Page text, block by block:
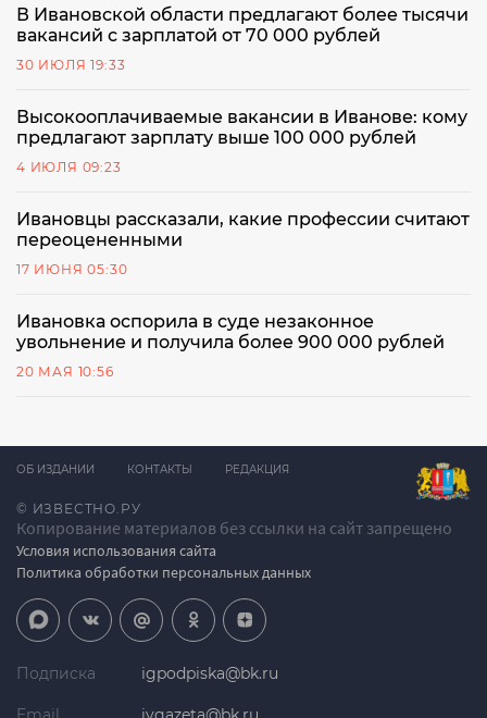
В Ивановской области предлагают более тысячи
вакансий с зарплатой от 70 000 рублей
30 ИЮЛЯ 19:33
Высокооплачиваемые вакансии в Иванове: кому
предлагают зарплату выше 100 000 рублей
4 ИЮЛЯ 09:23
Ивановцы рассказали, какие профессии считают
переоцененными
17 ИЮНЯ 05:30
Ивановка оспорила в суде незаконное
увольнение и получила более 900 000 рублей
20 МАЯ 10:56
© ИЗВЕСТНО.РУ
Копирование материалов без ссылки на сайт запрещено
Условия использования сайта
Политика обработки персональных данных
ОБ ИЗДАНИИ КОНТАКТЫ РЕДАКЦИЯ
Подписка igpodpiska@bk.ru